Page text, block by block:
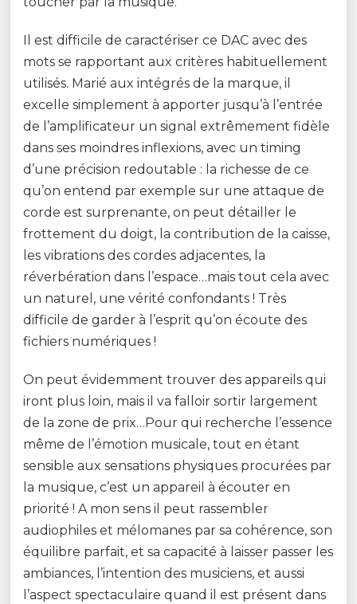
Il est difficile de caractériser ce DAC avec des
mots se rapportant aux critères habituellement
utilisés. Marié aux intégrés de la marque, il
excelle simplement à apporter jusqu’à l’entrée
de l’amplificateur un signal extrêmement fidèle
dans ses moindres inflexions, avec un timing
d’une précision redoutable : la richesse de ce
qu’on entend par exemple sur une attaque de
corde est surprenante, on peut détailler le
frottement du doigt, la contribution de la caisse,
les vibrations des cordes adjacentes, la
réverbération dans l’espace…mais tout cela avec
un naturel, une vérité confondants ! Très
difficile de garder à l’esprit qu’on écoute des
fichiers numériques !
On peut évidemment trouver des appareils qui
iront plus loin, mais il va falloir sortir largement
de la zone de prix…Pour qui recherche l’essence
même de l’émotion musicale, tout en étant
sensible aux sensations physiques procurées par
la musique, c’est un appareil à écouter en
priorité ! A mon sens il peut rassembler
audiophiles et mélomanes par sa cohérence, son
équilibre parfait, et sa capacité à laisser passer les
ambiances, l’intention des musiciens, et aussi
l’aspect spectaculaire quand il est présent dans